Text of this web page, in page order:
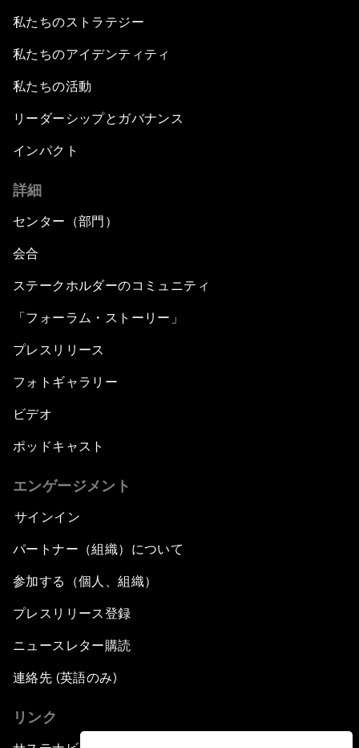
私たちのストラテジー
私たちのアイデンティティ
私たちの活動
リーダーシップとガバナンス
インパクト
詳細
センター（部門）
会合
ステークホルダーのコミュニティ
「フォーラム・ストーリー」
プレスリリース
フォトギャラリー
ビデオ
ポッドキャスト
エンゲージメント
サインイン
パートナー（組織）について
参加する（個人、組織）
プレスリリース登録
ニュースレター購読
連絡先 (英語のみ)
リンク